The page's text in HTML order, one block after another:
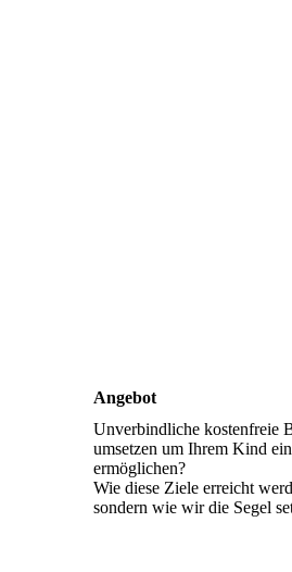
Angebot
Unverbindliche kostenfreie
umsetzen um Ihrem Kind
ermöglichen?
Wie diese Ziele erreicht
sondern wie wir die Segel